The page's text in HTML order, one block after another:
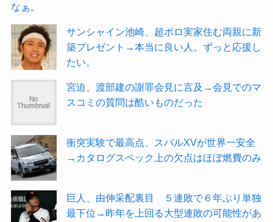
なぁ。
サンシャイン池崎、超ボロ実家住む両親に新
築プレゼント→本当に良い人。ずっと応援し
たい。
宮迫、渡部建の謝罪会見に言及→会見でのマ
スコミの質問は酷いものだった
衝突実験で最高点、スバルXVが世界一安全
→カタログスペック上の欠点はほぼ燃費のみ
巨人、由伸采配裏目 ５連敗で６年ぶり単独
最下位→昨年を上回る大型連敗の可能性があ